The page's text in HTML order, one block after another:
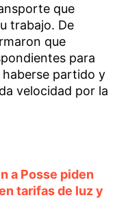
que
trabajo. De
que
para
haberse partido y
velocidad por la
a Posse piden
tarifas de luz y